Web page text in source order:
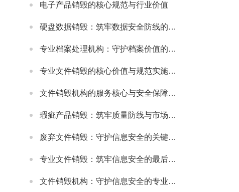
电子产品销毁的核心规范与行业价值
硬盘数据销毁：筑牢数据安全防线的关键举措
专业档案处理机构：守护档案价值的规范化服务载体
专业文件销毁的核心价值与规范实施指南
文件销毁机构的服务核心与安全保障体系
瑕疵产品销毁：筑牢质量防线与市场规范的重要举措
废弃文件销毁：守护信息安全的关键环节
专业文件销毁：筑牢信息安全的最后防线
文件销毁机构：守护信息安全的专业屏障